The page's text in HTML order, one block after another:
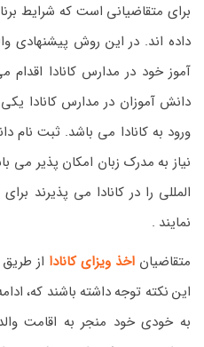
برای متقاضیانی است که شرایط
داده اند. در این روش پیشنهادی
آموز خود در مدارس کانادا
دانش آموزان در مدارس کانادا
ورود به کانادا می باشد. ثبت نام
نیاز به مدرک زبان امکان پذیر
المللی را در کانادا می پذیرند
نمایند .
متقاضیاناخذ ویزای کانادا
این نکته توجه داشته باشند که،
به خودی خود منجر به اقامت